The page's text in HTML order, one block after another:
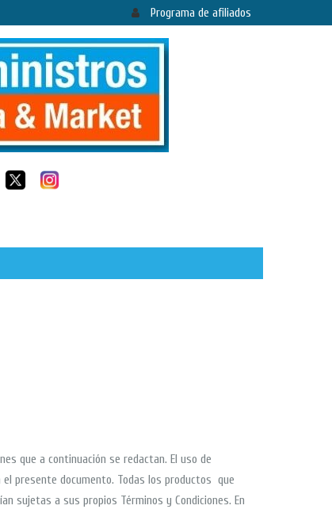
Programa de afiliados
que a continuación se redactan. El uso de
presente documento. Todas los productos que
sujetas a sus propios Términos y Condiciones. En